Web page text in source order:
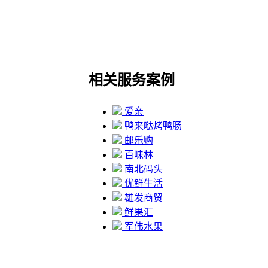
相关服务案例
爱亲
鸭来哒烤鸭肠
邮乐购
百味林
南北码头
优鲜生活
雄发商贸
鲜果汇
军伟水果